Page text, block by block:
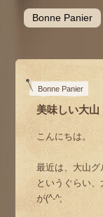
Bonne Panier
Bonne Panier
美味しい大山
こんにちは。
最近は、大山グ
というぐらい
が(^-^;